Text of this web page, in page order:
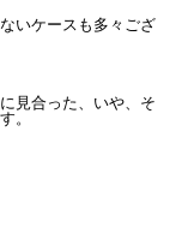
いケースも多々ござ
見合った、いや、そ
。